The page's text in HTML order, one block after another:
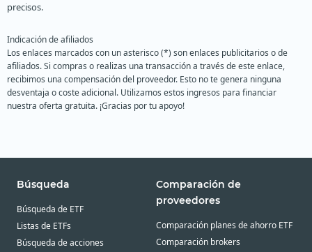
precisos.
Indicación de afiliados
Los enlaces marcados con un asterisco (*) son enlaces publicitarios o de
afiliados. Si compras o realizas una transacción a través de este enlace,
recibimos una compensación del proveedor. Esto no te genera ninguna
desventaja o coste adicional. Utilizamos estos ingresos para financiar
nuestra oferta gratuita. ¡Gracias por tu apoyo!
Búsqueda
Búsqueda de ETF
Listas de ETFs
Búsqueda de acciones
Comparación de
proveedores
Comparación planes de ahorro ETF
Comparación brokers